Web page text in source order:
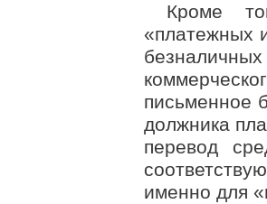
Кроме
«платежных
письменное
должника
перевод
именно для